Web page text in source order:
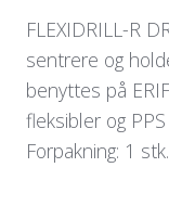
FLEXIDRILL-R
sentrere og
benyttes på
fleksibler og
Forpakning: 1 stk.